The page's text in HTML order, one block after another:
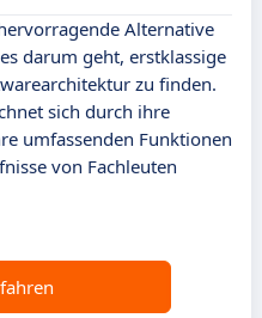
Alternative
darum geht, erstklassige
zu finden.
sich durch ihre
umfassenden Funktionen
von Fachleuten